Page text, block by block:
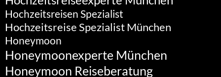
Hochzeitsreisen Spezialist
Hochzeitsreise Spezialist München
Honeymoon
Honeymoonexperte München
Honeymoon Reiseberatung